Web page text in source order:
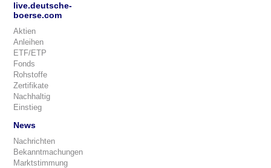
live.deutsche-
boerse.com
Aktien
Anleihen
ETF/ETP
Fonds
Rohstoffe
Zertifikate
Nachhaltig
Einstieg
News
Nachrichten
Bekanntmachungen
Marktstimmung